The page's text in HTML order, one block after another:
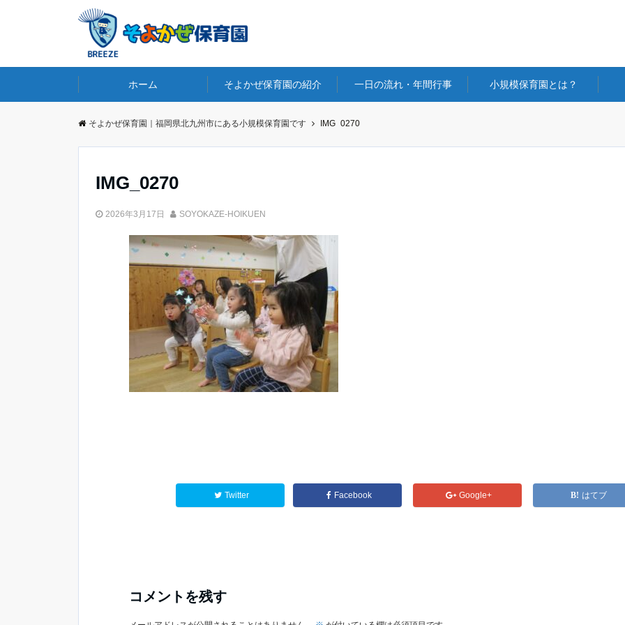
ホーム そよかぜ保育園の紹介 一日の流れ・年間行事 小規模保育園とは？
そよかぜ保育園｜福岡県北九州市にある小規模保育園です IMG_0270
IMG_0270
2026年3月17日 SOYOKAZE-HOIKUEN
Twitter Facebook Google+ はてブ
コメントを残す